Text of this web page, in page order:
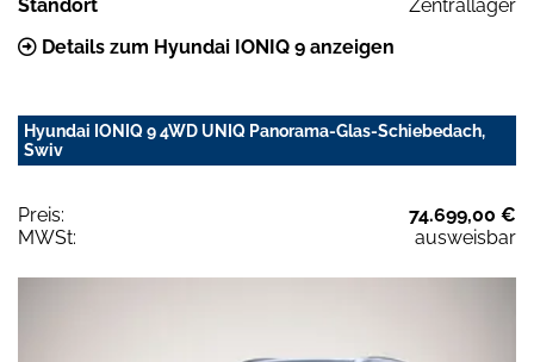
Standort
Zentrallager
Details zum Hyundai IONIQ 9 anzeigen
Hyundai IONIQ 9 4WD UNIQ Panorama-Glas-Schiebedach,
Swiv
Preis:
74.699,00 €
MWSt:
ausweisbar